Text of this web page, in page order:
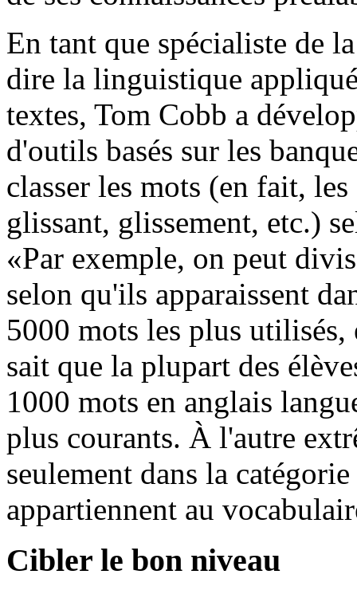
En tant que spécialiste de
dire la linguistique
textes, Tom Cobb a
d'outils basés sur les
classer les mots (en fait,
glissant, glissement, etc.)
«Par exemple, on peut
selon qu'ils apparaissent
5000 mots les plus
sait que la plupart des
1000 mots en anglais
plus courants. À l'autre
seulement dans la
appartiennent au
Cibler le bon niveau